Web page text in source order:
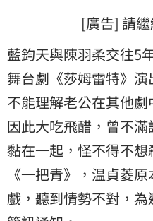
[廣告] 請
藍鈞天與陳羽柔交往5
舞台劇《莎姆雷特》
不能理解老公在其他
因此大吃飛醋，曾不
黏在一起，怪不得不
《一把青》，温貞菱
戲，聽到情勢不對，